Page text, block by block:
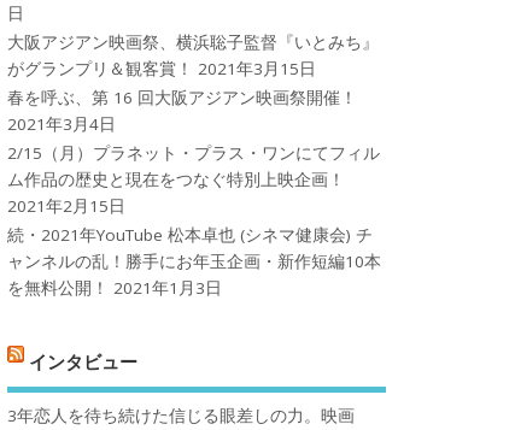
日
大阪アジアン映画祭、横浜聡子監督『いとみち』
がグランプリ＆観客賞！
2021年3月15日
春を呼ぶ、第 16 回大阪アジアン映画祭開催！
2021年3月4日
2/15（月）プラネット・プラス・ワンにてフィル
ム作品の歴史と現在をつなぐ特別上映企画！
2021年2月15日
続・2021年YouTube 松本卓也 (シネマ健康会) チ
ャンネルの乱！勝手にお年玉企画・新作短編10本
を無料公開！
2021年1月3日
インタビュー
3年恋人を待ち続けた信じる眼差しの力。映画